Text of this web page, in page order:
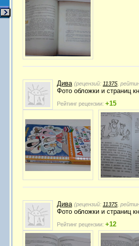
Дива (рецензий: 11375 ,
Фото обложки и страниц
Рейтинг рецензии: +15
Дива (рецензий: 11375 ,
Фото обложки и страниц
Рейтинг рецензии: +12